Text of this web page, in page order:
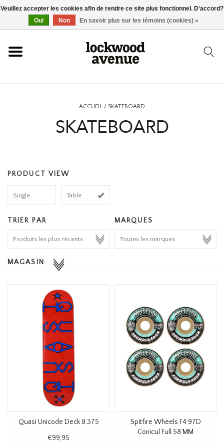
ACCUEIL
ACCESSOIRES
HOMEWARE
ACCUEIL / SKATEBOARD
SKATEBOARD
PRODUCT VIEW
Single Table
TRIER PAR MARQUES
MAGASIN
Quasi Unicode Deck 8.375
€99,95
Spitfire Wheels F4 97D
Conicul Full 58 MM
Veuillez accepter les cookies afin de rendre ce site plus fonctionnel. D'accord?
Oui
Non En savoir plus sur les témoins (cookies) »